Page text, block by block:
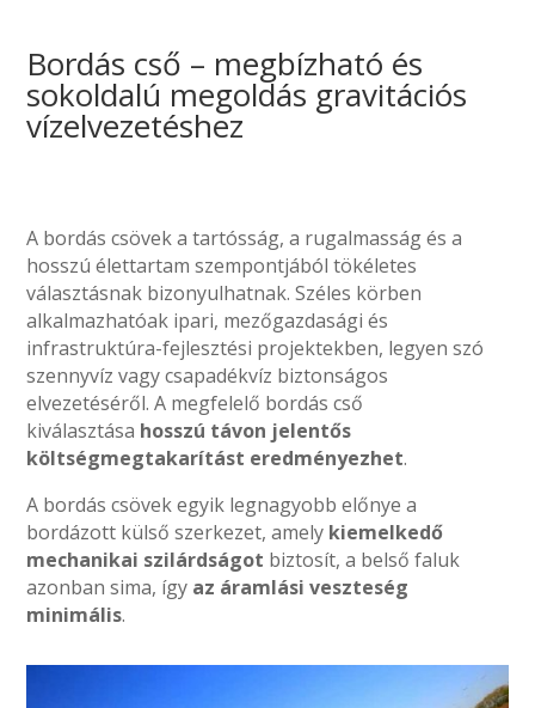
Bordás cső – megbízható és
sokoldalú megoldás gravitációs
vízelvezetéshez
A bordás csövek a tartósság, a rugalmasság és a
hosszú élettartam szempontjából tökéletes
választásnak bizonyulhatnak. Széles körben
alkalmazhatóak ipari, mezőgazdasági és
infrastruktúra-fejlesztési projektekben, legyen szó
szennyvíz vagy csapadékvíz biztonságos
elvezetéséről. A megfelelő bordás cső
kiválasztása hosszú távon jelentős
költségmegtakarítást eredményezhet.
A bordás csövek egyik legnagyobb előnye a
bordázott külső szerkezet, amely kiemelkedő
mechanikai szilárdságot biztosít, a belső faluk
azonban sima, így az áramlási veszteség
minimális.